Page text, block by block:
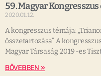
59. Magyar Kongresszus
2020.01.12.
A kongresszus témája:
összetartozása” A
Magyar Társaság 2019 -es
BŐVEBBEN »